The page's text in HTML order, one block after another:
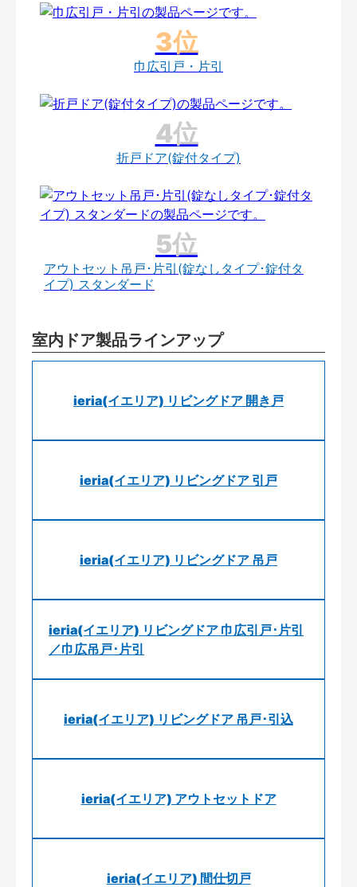
巾広引戸・片引
折戸ドア(錠付タイプ)
アウトセット吊戸･片引(錠なしタイプ･錠付タ
イプ) スタンダード
室内ドア製品ラインアップ
ieria(イエリア) リビングドア 開き戸
ieria(イエリア) リビングドア 引戸
ieria(イエリア) リビングドア 吊戸
ieria(イエリア) リビングドア 巾広引戸･片引
／巾広吊戸･片引
ieria(イエリア) リビングドア 吊戸･引込
ieria(イエリア) アウトセットドア
ieria(イエリア) 間仕切戸